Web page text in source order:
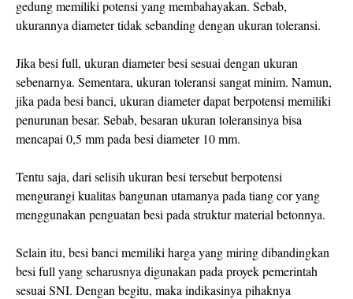
gedung memiliki potensi yang membahayakan. Sebab,
ukurannya diameter tidak sebanding dengan ukuran toleransi.
Jika besi full, ukuran diameter besi sesuai dengan ukuran
sebenarnya. Sementara, ukuran toleransi sangat minim. Namun,
jika pada besi banci, ukuran diameter dapat berpotensi memiliki
penurunan besar. Sebab, besaran ukuran toleransinya bisa
mencapai 0,5 mm pada besi diameter 10 mm.
Tentu saja, dari selisih ukuran besi tersebut berpotensi
mengurangi kualitas bangunan utamanya pada tiang cor yang
menggunakan penguatan besi pada struktur material betonnya.
Selain itu, besi banci memiliki harga yang miring dibandingkan
besi full yang seharusnya digunakan pada proyek pemerintah
sesuai SNI. Dengan begitu, maka indikasinya pihaknya